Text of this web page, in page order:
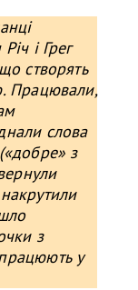
і Грег
створять
Працювали,
слова
з
з
у